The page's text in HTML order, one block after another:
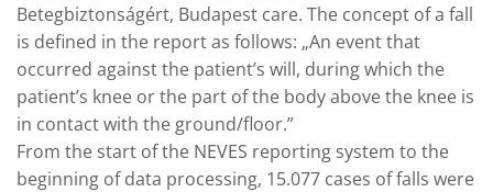
Betegbiztonságért, Budapest care. The concept of a fall
is defined in the report as follows: „An event that
occurred against the patient’s will, during which the
patient’s knee or the part of the body above the knee is
in contact with the ground/floor.”
From the start of the NEVES reporting system to the
beginning of data processing, 15.077 cases of falls were